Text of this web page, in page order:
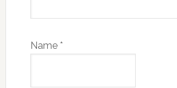
Name *